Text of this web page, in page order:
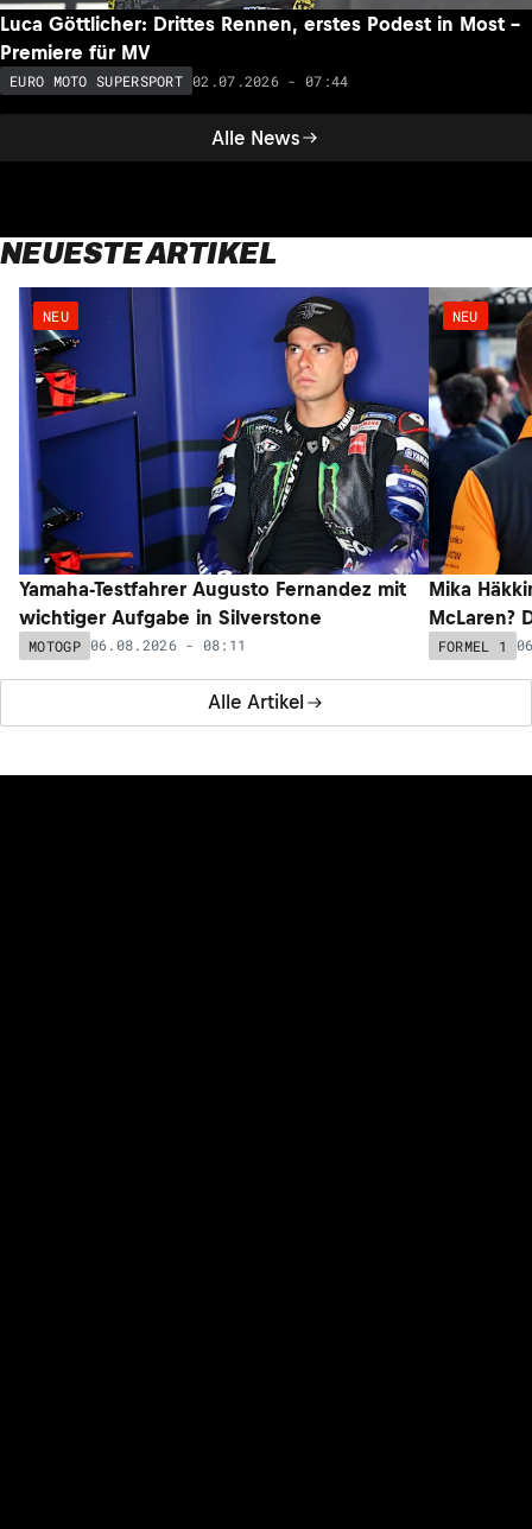
Alle News
Luca Göttlicher: Drittes Rennen, erstes Podest in Most –
Premiere für MV
EURO MOTO SUPERSPORT 02.07.2026 - 07:44
NEUESTE ARTIKEL
Alle Artikel
NEU
Yamaha-Testfahrer Augusto Fernandez mit
wichtiger Aufgabe in Silverstone
MOTOGP 06.08.2026 - 08:11
NEU
Mika
McLaren?
FORMEL 1